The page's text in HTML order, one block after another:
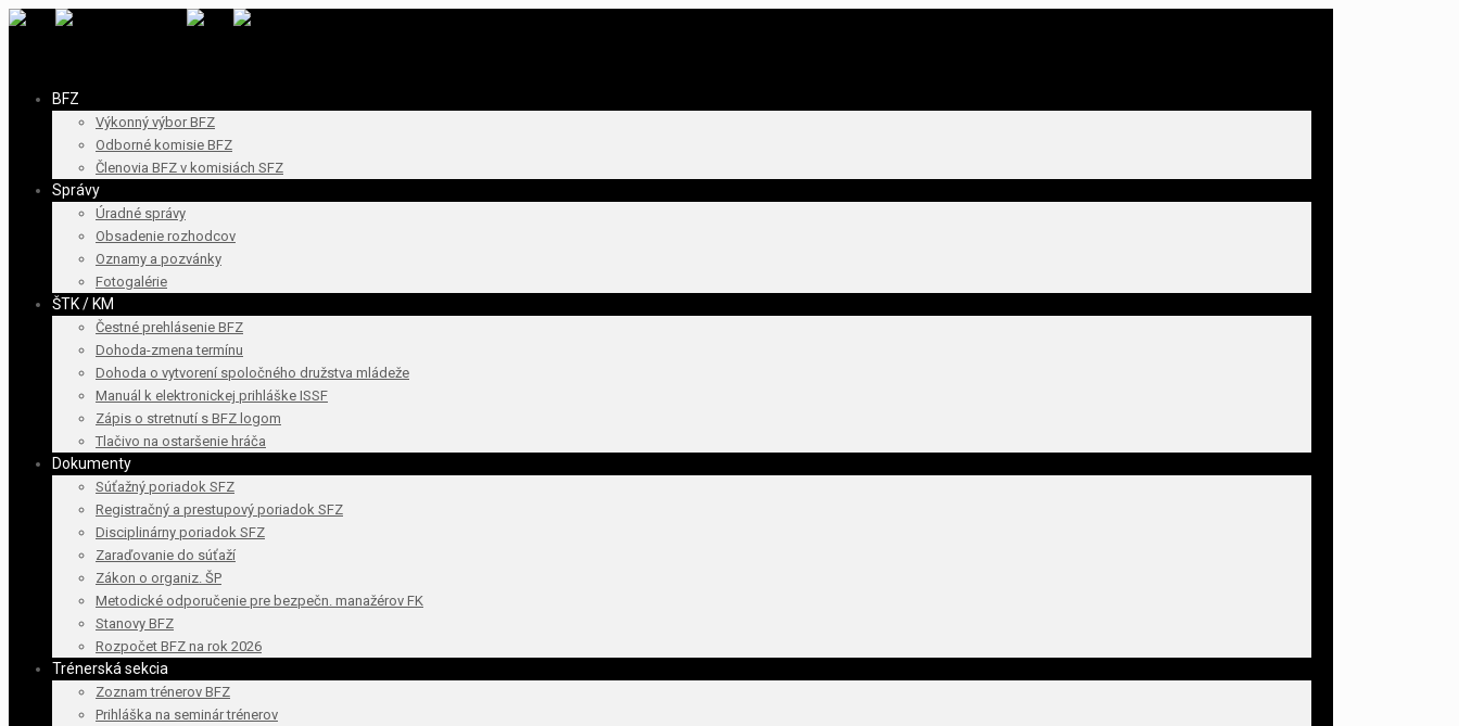
BFZ
Výkonný výbor BFZ
Odborné komisie BFZ
Členovia BFZ v komisiách SFZ
Správy
Úradné správy
Obsadenie rozhodcov
Oznamy a pozvánky
Fotogalérie
ŠTK / KM
Čestné prehlásenie BFZ
Dohoda-zmena termínu
Dohoda o vytvorení spoločného družstva mládeže
Manuál k elektronickej prihláške ISSF
Zápis o stretnutí s BFZ logom
Tlačivo na ostaršenie hráča
Dokumenty
Súťažný poriadok SFZ
Registračný a prestupový poriadok SFZ
Disciplinárny poriadok SFZ
Zaraďovanie do súťaží
Zákon o organiz. ŠP
Metodické odporučenie pre bezpečn. manažérov FK
Stanovy BFZ
Rozpočet BFZ na rok 2026
Trénerská sekcia
Zoznam trénerov BFZ
Prihláška na seminár trénerov